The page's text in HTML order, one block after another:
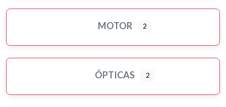
MOTOR 2
ÓPTICAS 2